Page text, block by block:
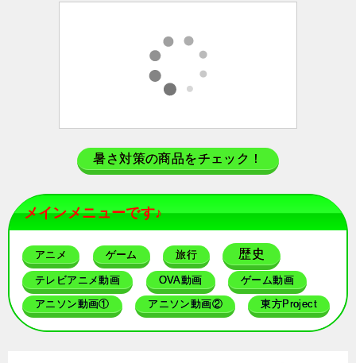
暑さ対策の商品をチェック！
メインメニューです♪
アニメ ゲーム 旅行 歴史
テレビアニメ動画 OVA動画 ゲーム動画
アニソン動画① アニソン動画② 東方Project